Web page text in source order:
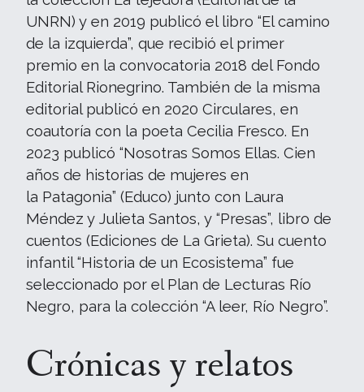
UNRN) y en 2019 publicó el libro “El camino
de la izquierda”, que recibió el primer
premio en la convocatoria 2018 del Fondo
Editorial Rionegrino. También de la misma
editorial publicó en 2020 Circulares, en
coautoría con la poeta Cecilia Fresco. En
2023 publicó “Nosotras Somos Ellas. Cien
años de historias de mujeres en
la Patagonia” (Educo) junto con Laura
Méndez y Julieta Santos, y “Presas”, libro de
cuentos (Ediciones de La Grieta). Su cuento
infantil “Historia de un Ecosistema” fue
seleccionado por el Plan de Lecturas Río
Negro, para la colección “A leer, Río Negro”.
Crónicas y relatos